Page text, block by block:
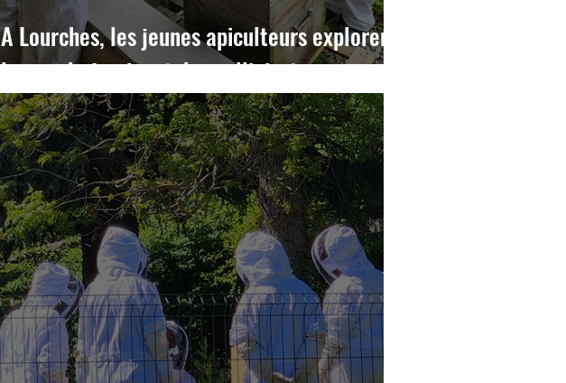
A Lourches, les jeunes apiculteurs explorent
le monde fascinant des pollinisateurs